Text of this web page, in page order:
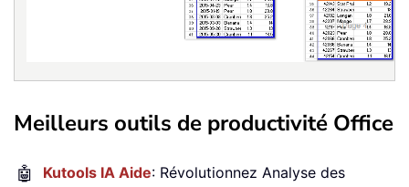
Meilleurs outils de productivité Office
🤖 Kutools IA Aide: Révolutionnez Analyse des